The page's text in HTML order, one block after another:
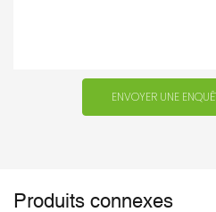
ENVOYER UNE
Produits connexes